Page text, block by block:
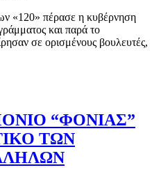
«120» πέρασε η κυβέρνηση
και παρά το
σε ορισμένους βουλευτές,
“ΦΟΝΙΑΣ”
ΤΩΝ